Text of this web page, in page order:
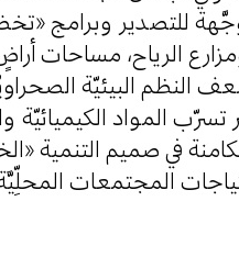
للتصدير وبرامج
الرياح، مساحات
النظم البيئيّة
تسرّب المواد
في صميم
المجتمعات